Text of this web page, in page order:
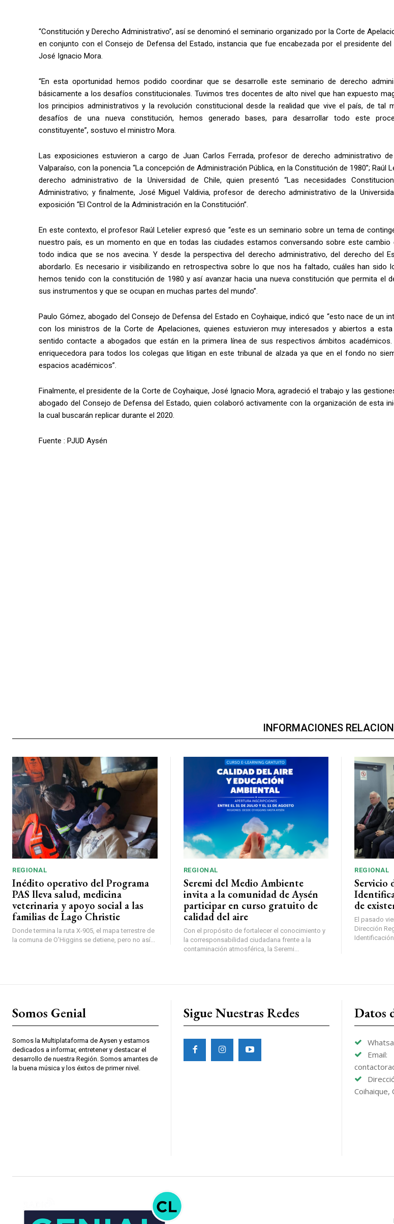
“Constitución y Derecho Administrativo”, así se denominó el seminario organizado por la Corte de
en conjunto con el Consejo de Defensa del Estado, instancia que fue encabezada por el presidente del
José Ignacio Mora.
“En esta oportunidad hemos podido coordinar que se desarrolle este seminario de derecho
básicamente a los desafíos constitucionales. Tuvimos tres docentes de alto nivel que han expuesto
los principios administrativos y la revolución constitucional desde la realidad que vive el país, de tal
desafíos de una nueva constitución, hemos generado bases, para desarrollar todo este
constituyente”, sostuvo el ministro Mora.
Las exposiciones estuvieron a cargo de Juan Carlos Ferrada, profesor de derecho administrativo
Valparaíso, con la ponencia “La concepción de Administración Pública, en la Constitución de 1980”; Raúl
derecho administrativo de la Universidad de Chile, quien presentó “Las necesidades
Administrativo; y finalmente, José Miguel Valdivia, profesor de derecho administrativo de la
exposición “El Control de la Administración en la Constitución”.
En este contexto, el profesor Raúl Letelier expresó que “este es un seminario sobre un tema de
nuestro país, es un momento en que en todas las ciudades estamos conversando sobre este cambio
todo indica que se nos avecina. Y desde la perspectiva del derecho administrativo, del derecho del
abordarlo. Es necesario ir visibilizando en retrospectiva sobre lo que nos ha faltado, cuáles han sido
hemos tenido con la constitución de 1980 y así avanzar hacia una nueva constitución que permita el
sus instrumentos y que se ocupan en muchas partes del mundo”.
Paulo Gómez, abogado del Consejo de Defensa del Estado en Coyhaique, indicó que “esto nace de un
con los ministros de la Corte de Apelaciones, quienes estuvieron muy interesados y abiertos a esta
sentido contacte a abogados que están en la primera línea de sus respectivos ámbitos académicos.
enriquecedora para todos los colegas que litigan en este tribunal de alzada ya que en el fondo no
espacios académicos”.
Finalmente, el presidente de la Corte de Coyhaique, José Ignacio Mora, agradeció el trabajo y las
abogado del Consejo de Defensa del Estado, quien colaboró activamente con la organización de esta
la cual buscarán replicar durante el 2020.
Fuente : PJUD Aysén
INFORMACIONES
REGIONAL
Inédito operativo del Programa
PAS lleva salud, medicina
veterinaria y apoyo social a las
familias de Lago Christie
Donde termina la ruta X-905, el mapa terrestre de
la comuna de O’Higgins se detiene, pero no así...
REGIONAL
Seremi del Medio Ambiente
invita a la comunidad de Aysén
participar en curso gratuito de
calidad del aire
Con el propósito de fortalecer el conocimiento y
la corresponsabilidad ciudadana frente a la
contaminación atmosférica, la Seremi...
REGIONAL
Servicio
de
El pasado
Dirección
Somos Genial
Somos la Multiplataforma de Aysen y estamos
dedicados a informar, entretener y destacar el
desarrollo de nuestra Región. Somos amantes de
la buena música y los éxitos de primer nivel.
Sigue Nuestras Redes Datos
Email:
Coihaique,